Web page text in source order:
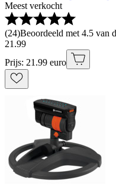
Meest verkocht
(24)Beoordeeld met 4.5 van
21 .99
Prijs: 21.99 euro